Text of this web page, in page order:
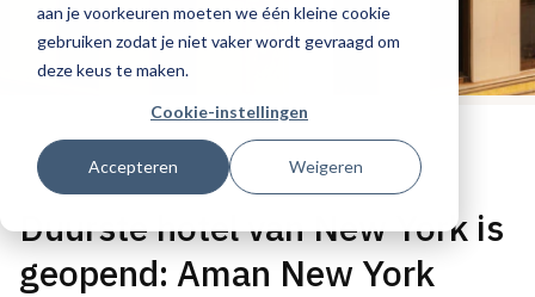
aan je voorkeuren moeten we één kleine cookie
gebruiken zodat je niet vaker wordt gevraagd om
deze keus te maken.
Cookie-instellingen
Accepteren Weigeren
Tags:hotels,internationaal
Gepubliceerd op: 15 augustus 2022
Duurste hotel van New York is
geopend: Aman New York